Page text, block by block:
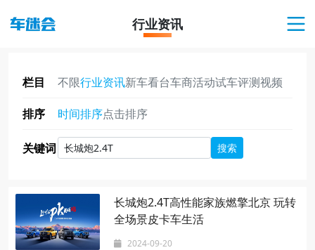
行业资讯
搜索
栏目 不限行业资讯新车看台车商活动试车评测视频
排序 时间排序点击排序
关键词 搜索
长城炮2.4T高性能家族燃擎北京 玩转
全场景皮卡车生活
2024-09-20